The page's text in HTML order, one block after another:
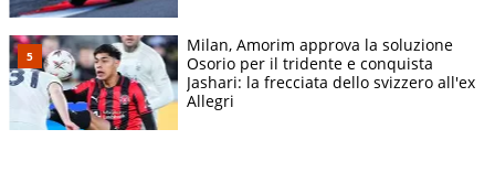
Milan, Amorim approva la soluzione
Osorio per il tridente e conquista
Jashari: la frecciata dello svizzero all'ex
Allegri